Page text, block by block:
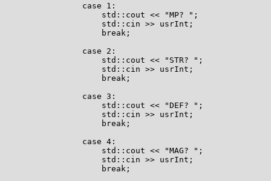
                case 1:
                    std::cout << "MP? ";
                    std::cin >> usrInt;
                    break;
                case 2:
                    std::cout << "STR? ";
                    std::cin >> usrInt;
                    break;
                case 3:
                    std::cout << "DEF? ";
                    std::cin >> usrInt;
                    break;
                case 4:
                    std::cout << "MAG? ";
                    std::cin >> usrInt;
                    break;